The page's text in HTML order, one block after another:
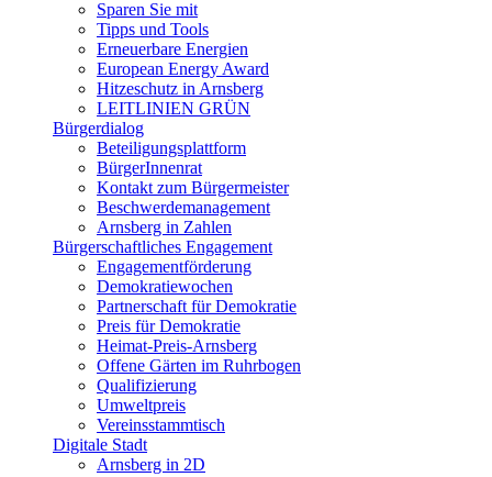
Sparen Sie mit
Tipps und Tools
Erneuerbare Energien
European Energy Award
Hitzeschutz in Arnsberg
LEITLINIEN GRÜN
Bürgerdialog
Beteiligungsplattform
BürgerInnenrat
Kontakt zum Bürgermeister
Beschwerdemanagement
Arnsberg in Zahlen
Bürgerschaftliches Engagement
Engagementförderung
Demokratiewochen
Partnerschaft für Demokratie
Preis für Demokratie
Heimat-Preis-Arnsberg
Offene Gärten im Ruhrbogen
Qualifizierung
Umweltpreis
Vereinsstammtisch
Digitale Stadt
Arnsberg in 2D